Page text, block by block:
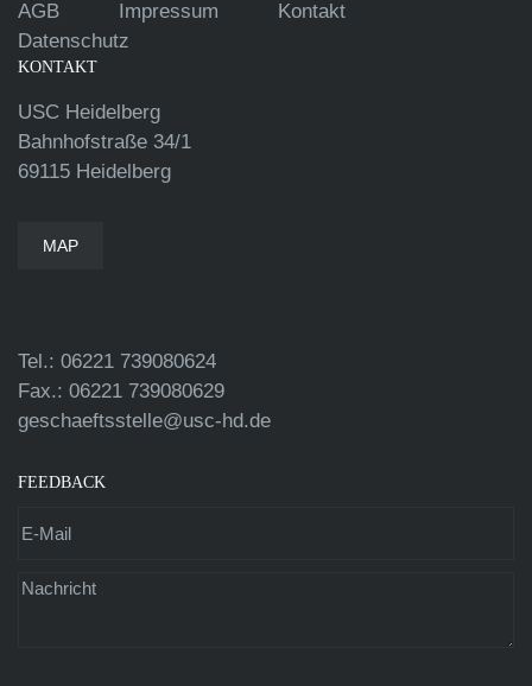
AGB Impressum
Kontakt
Datenschutz
KONTAKT
USC Heidelberg
Bahnhofstraße 34/1
69115 Heidelberg
MAP
Tel.: 06221 739080624
Fax.: 06221 739080629
geschaeftsstelle@usc-hd.de
FEEDBACK